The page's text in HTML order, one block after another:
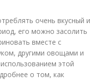
очень вкусный и
его можно засолить
вместе с
другими овощами и
этой
о том, как